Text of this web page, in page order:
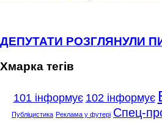
ДЕПУТАТИ РОЗГЛЯНУЛИ
Хмарка тегів
101 інформує 102 інформує
Публіцистика Реклама у футері Спец-